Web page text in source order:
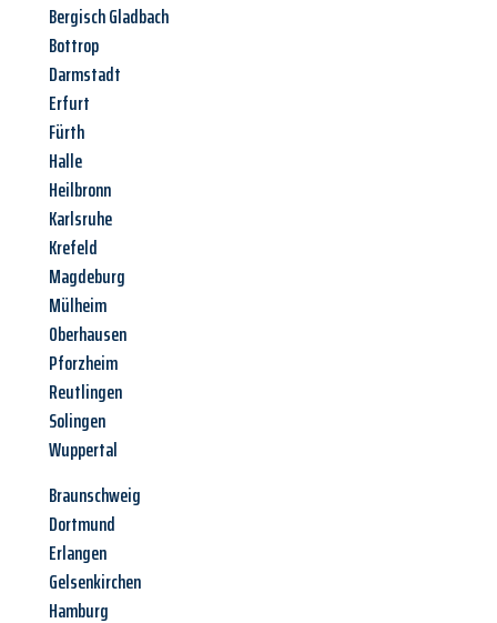
Bergisch Gladbach
Bottrop
Darmstadt
Erfurt
Fürth
Halle
Heilbronn
Karlsruhe
Krefeld
Magdeburg
Mülheim
Oberhausen
Pforzheim
Reutlingen
Solingen
Wuppertal
Braunschweig
Dortmund
Erlangen
Gelsenkirchen
Hamburg